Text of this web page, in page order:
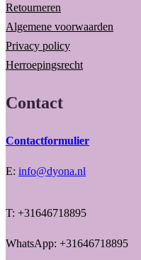
Retourneren
Algemene voorwaarden
Privacy policy
Herroepingsrecht
Contact
Contactformulier
E: info@dyona.nl
T: +31646718895
WhatsApp: +31646718895